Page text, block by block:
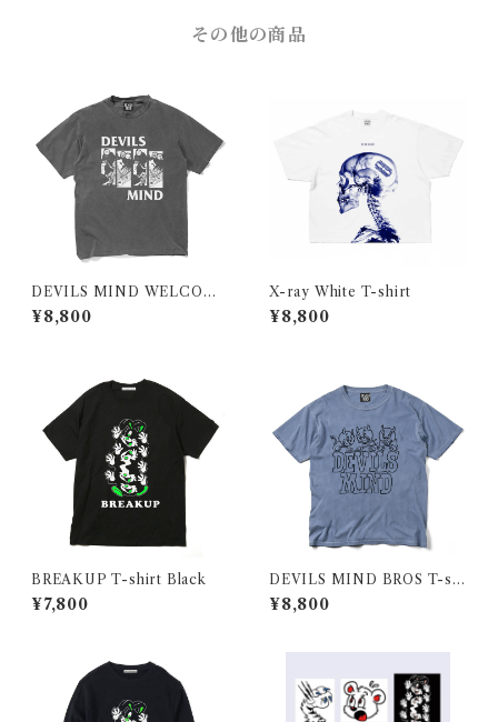
その他の商品
DEVILS MIND WELCOME
T-shirt
¥8,800
X-ray White T-shirt
¥8,800
BREAKUP T-shirt Black
¥7,800
DEVILS MIND BROS T-shi
rt
¥8,800